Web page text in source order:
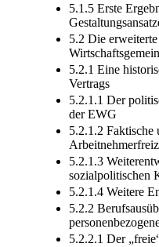
5.1.5 Erste
5.2 Die
5.2.1 Eine
Vertrags
5.2.1.1 Der
der EWG
5.2.1.2 Faktische
5.2.1.3
sozialpolitischen
5.2.1.4 Weitere
5.2.2
5.2.2.1 Der